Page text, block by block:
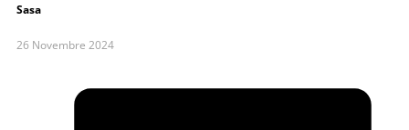
Sasa
26 Novembre 2024